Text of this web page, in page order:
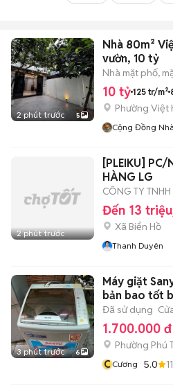
2 phút trước 5
Nhà 80m²
vườn, 10 tỷ
Nhà mặt phố,
10 tỷ 125 tr/m²
Phường Việt
Cộng Đồng
2 phút trước
[PLEIKU]
HÀNG LG
CÔNG TY
Đến 13
Xã Biển Hồ
Thanh Duyên
3 phút trước 6
Máy giặt
bản bao tốt
Đã sử dụng
1.700.000 đ
Phường Phú
CCương 5.0